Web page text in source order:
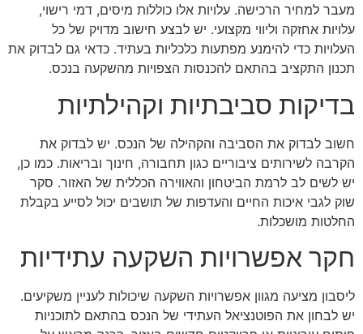
מעבר למחיר הרכישה. עלויות אלו כוללות מיסים, דמי רישוי,
עלויות אחזקה וליווי מקצועי. יש לבצע חישוב מדויק של כל
העלויות כדי להימנע מפתעות כלכליות בעתיד. כדאי גם לבדוק את
תכנון התקציב בהתאם להכנסות הצפויות מהשקעה בנכס.
בדיקות סביבתיות וקהילתיות
חשוב לבדוק את הסביבה והקהילה של הנכס. יש לבדוק את
הקרבה לשירותים ציבוריים כגון תחבורה, חינוך ובריאות. כמו כן,
יש לשים לב לרמת הביטחון והאווירה הכללית של האזור. סקר
שוק לגבי איכות החיים והעדפות של תושבים יכול לסייע בקבלת
החלטות מושכלות.
חקר אפשרויות השקעה עתידיות
ליסבון מציעה מגוון אפשרויות השקעה שיכולות לעניין משקיעים.
יש לבחון את הפוטנציאל העתידי של הנכס בהתאם לתוכניות